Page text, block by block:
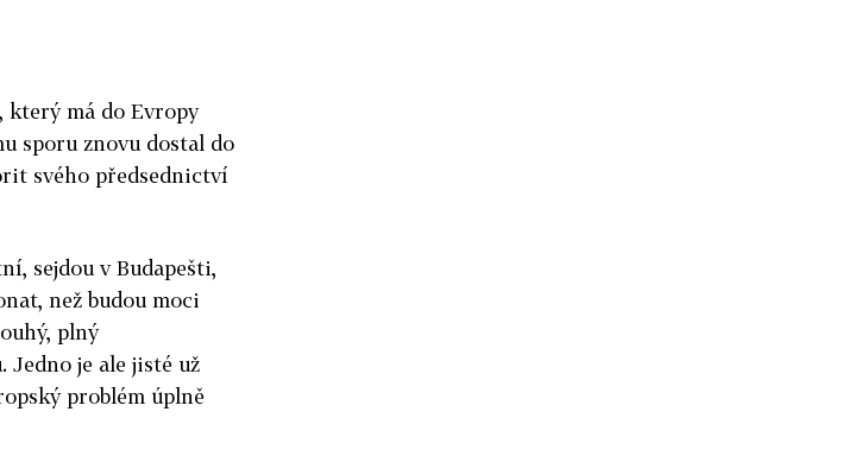
který má do Evropy
sporu znovu dostal do
svého předsednictví
sejdou v Budapešti,
než budou moci
plný
je ale jisté už
problém úplně